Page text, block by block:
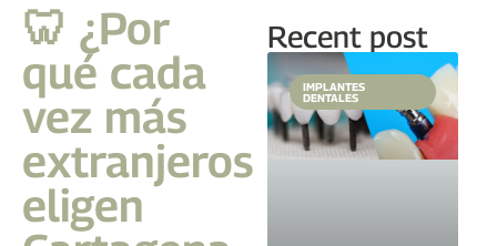
Recent post
IMPLANTES
DENTALES
🦷 ¿Por
qué cada
vez más
extranjeros
eligen